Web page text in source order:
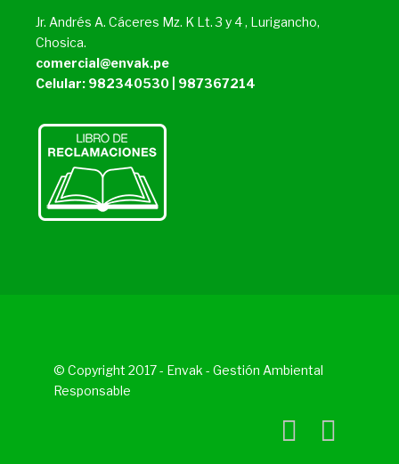
Jr. Andrés A. Cáceres Mz. K Lt. 3 y 4 , Lurigancho,
Chosica.
comercial@envak.pe
Celular: 982340530 | 987367214
© Copyright 2017 - Envak - Gestión Ambiental
Responsable
 